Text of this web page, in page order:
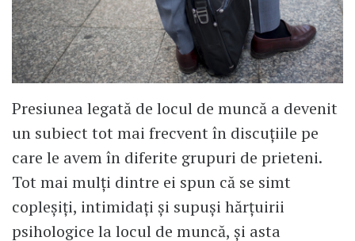
Presiunea legată de locul de muncă a devenit
un subiect tot mai frecvent în discuțiile pe
care le avem în diferite grupuri de prieteni.
Tot mai mulți dintre ei spun că se simt
copleșiți, intimidați și supuși hărțuirii
psihologice la locul de muncă, și asta